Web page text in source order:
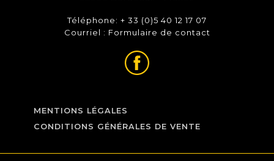
Téléphone: + 33 (0)5 40 12 17 07
Courriel : Formulaire de contact
MENTIONS LÉGALES
CONDITIONS GÉNÉRALES DE VENTE